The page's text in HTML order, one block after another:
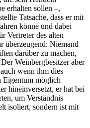
erhalten sollen –,
Tatsache, dass er mit
könne und dabei
Vertreter des alten
überzeugend: Niemand
darüber zu machen,
Weinbergbesitzer aber
wenn ihm dies
Eigentum möglich
hineinversetzt, er hat bei
um Verständnis
isoliert, sondern ist mit